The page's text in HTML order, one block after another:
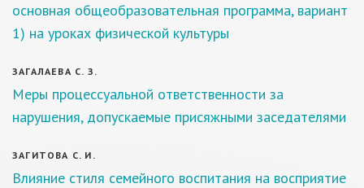
основная общеобразовательная программа, вариант
1) на уроках физической культуры
ЗАГАЛАЕВА С. З.
Меры процессуальной ответственности за
нарушения, допускаемые присяжными заседателями
ЗАГИТОВА С. И.
Влияние стиля семейного воспитания на восприятие